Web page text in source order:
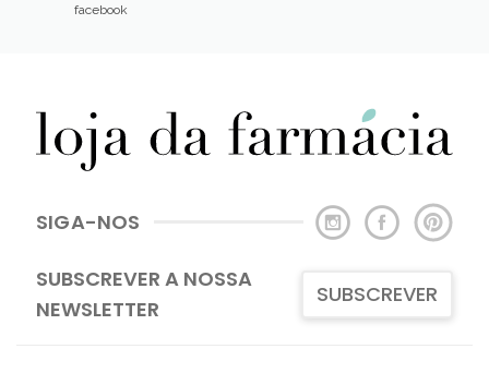
facebook
SIGA-NOS
SUBSCREVER A NOSSA
NEWSLETTER
SUBSCREVER